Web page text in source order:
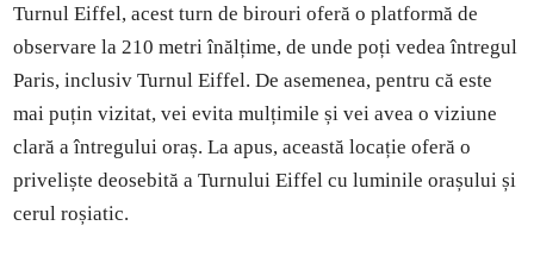
Turnul Eiffel, acest turn de birouri oferă o platformă de
observare la 210 metri înălțime, de unde poți vedea întregul
Paris, inclusiv Turnul Eiffel. De asemenea, pentru că este
mai puțin vizitat, vei evita mulțimile și vei avea o viziune
clară a întregului oraș. La apus, această locație oferă o
priveliște deosebită a Turnului Eiffel cu luminile orașului și
cerul roșiatic.